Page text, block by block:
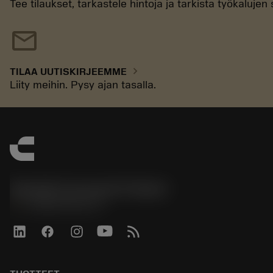
Tee tilaukset, tarkastele hintoja ja tarkista työkalujen
mail
TILAA UUTISKIRJEEMME chevron_right
Liity meihin. Pysy ajan tasalla.